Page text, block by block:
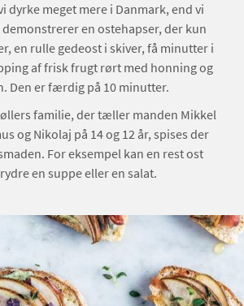
dyrke meget mere i Danmark, end vi
en ostehapser, der kun
en rulle gedeost i skiver, få minutter i
af frisk frugt rørt med honning og
Den er færdig på 10 minutter.
familie, der tæller manden Mikkel
og Nikolaj på 14 og 12 år, spises der
For eksempel kan en rest ost
en suppe eller en salat.